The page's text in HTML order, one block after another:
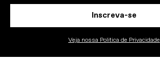
Inscreva-se
Veja nossa Politica de Privacidade